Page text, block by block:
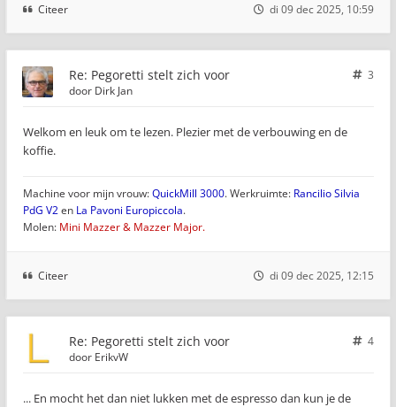
Citeer di 09 dec 2025, 10:59
Re: Pegoretti stelt zich voor
3
door Dirk Jan
Welkom en leuk om te lezen. Plezier met de verbouwing en de
koffie.
Machine voor mijn vrouw:QuickMill 3000. Werkruimte: Rancilio Silvia
PdG V2en La Pavoni Europiccola.
Molen: Mini Mazzer & Mazzer Major.
Citeer di 09 dec 2025, 12:15
Re: Pegoretti stelt zich voor
4
door ErikvW
... En mocht het dan niet lukken met de espresso dan kun je de